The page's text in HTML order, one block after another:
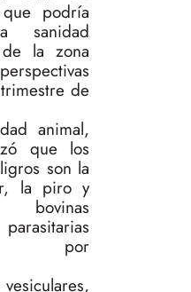
podría
sanidad
la zona
de
animal,
que los
son la
la piro y
bovinas
por